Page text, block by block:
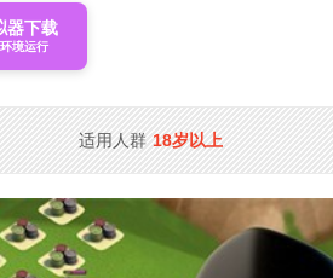
器下载
境运行
适用人群 18岁以上